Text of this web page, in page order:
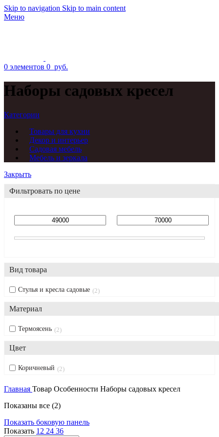
Skip to navigation Skip to main content
Меню
0 элементов 0 руб.
Наборы садовых кресел
Категории
Товары для кухни
Декор и интерьер
Садовая мебель
Мебель и зеркала
Закрыть
Фильтровать по цене
Вид товара
Стулья и кресла садовые 2
Материал
Термоясень 2
Цвет
Коричневый 2
Главная Товар Особенности Наборы садовых кресел
Показаны все (2)
Показать боковую панель
Показать 12 24 36